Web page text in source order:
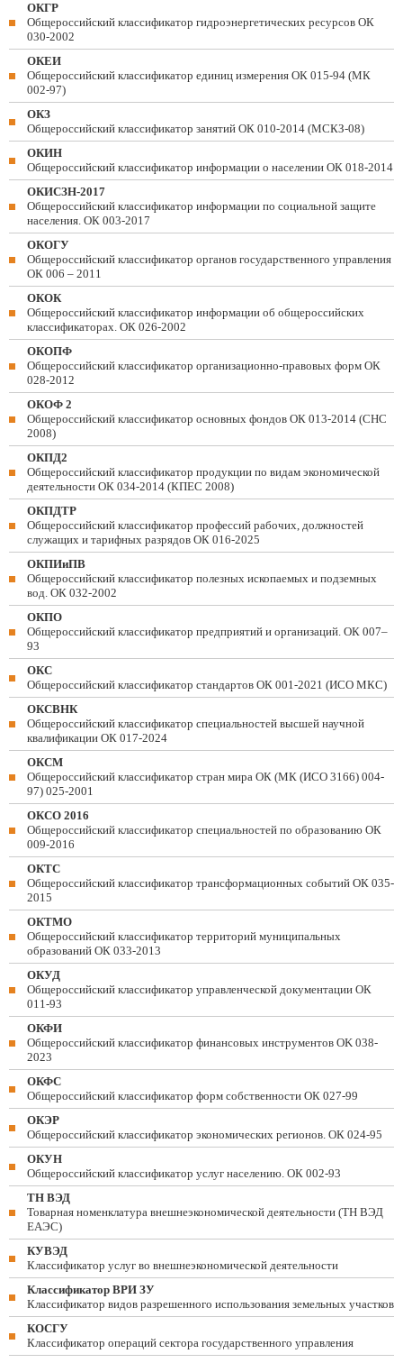
ОКГР
Общероссийский классификатор гидроэнергетических ресурсов ОК
030-2002
ОКЕИ
Общероссийский классификатор единиц измерения ОК 015-94 (МК
002-97)
ОКЗ
Общероссийский классификатор занятий ОК 010-2014 (МСКЗ-08)
ОКИН
Общероссийский классификатор информации о населении ОК 018-2014
ОКИСЗН-2017
Общероссийский классификатор информации по социальной защите
населения. ОК 003-2017
ОКОГУ
Общероссийский классификатор органов государственного управления
ОК 006 – 2011
ОКОК
Общероссийский классификатор информации об общероссийских
классификаторах. ОК 026-2002
ОКОПФ
Общероссийский классификатор организационно-правовых форм ОК
028-2012
ОКОФ 2
Общероссийский классификатор основных фондов ОК 013-2014 (СНС
2008)
ОКПД2
Общероссийский классификатор продукции по видам экономической
деятельности ОК 034-2014 (КПЕС 2008)
ОКПДТР
Общероссийский классификатор профессий рабочих, должностей
служащих и тарифных разрядов ОК 016-2025
ОКПИиПВ
Общероссийский классификатор полезных ископаемых и подземных
вод. ОК 032-2002
ОКПО
Общероссийский классификатор предприятий и организаций. ОК 007–
93
ОКС
Общероссийский классификатор стандартов ОК 001-2021 (ИСО МКС)
ОКСВНК
Общероссийский классификатор специальностей высшей научной
квалификации ОК 017-2024
ОКСМ
Общероссийский классификатор стран мира ОК (МК (ИСО 3166) 004-
97) 025-2001
ОКСО 2016
Общероссийский классификатор специальностей по образованию ОК
009-2016
ОКТС
Общероссийский классификатор трансформационных событий ОК 035-
2015
ОКТМО
Общероссийский классификатор территорий муниципальных
образований ОК 033-2013
ОКУД
Общероссийский классификатор управленческой документации ОК
011-93
ОКФИ
Общероссийский классификатор финансовых инструментов OK 038-
2023
ОКФС
Общероссийский классификатор форм собственности ОК 027-99
ОКЭР
Общероссийский классификатор экономических регионов. ОК 024-95
ОКУН
Общероссийский классификатор услуг населению. ОК 002-93
ТН ВЭД
Товарная номенклатура внешнеэкономической деятельности (ТН ВЭД
ЕАЭС)
КУВЭД
Классификатор услуг во внешнеэкономической деятельности
Классификатор ВРИ ЗУ
Классификатор видов разрешенного использования земельных участков
КОСГУ
Классификатор операций сектора государственного управления